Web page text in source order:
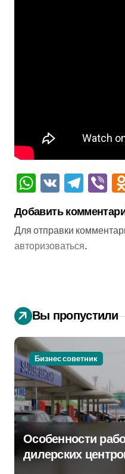
VK
Добавить
Для отправки
авторизоваться.
Вы пропустили
Бизнес советник
Особенности
дилерских